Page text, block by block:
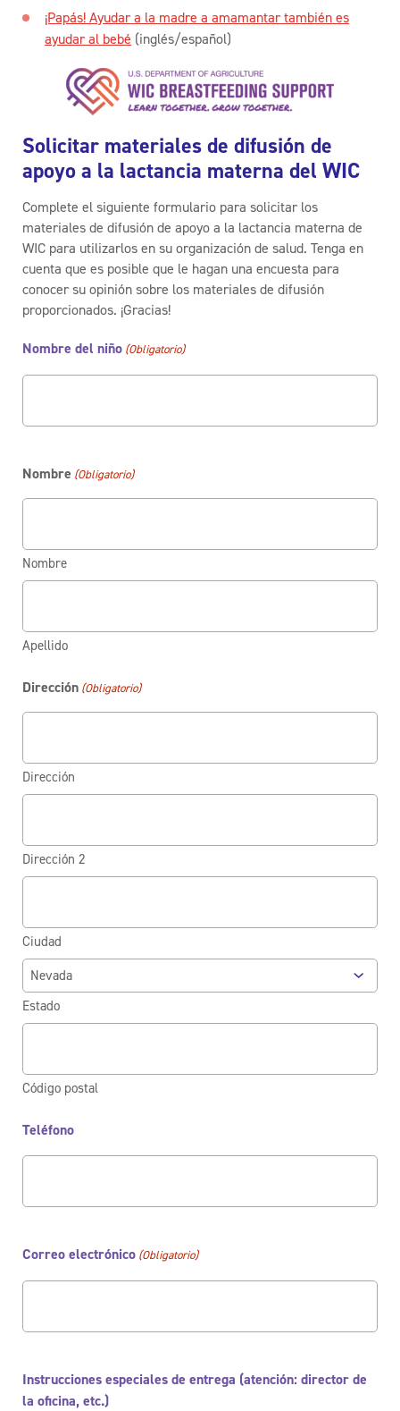
¡Papás! Ayudar a la madre a amamantar también es
ayudar al bebé (inglés/español)
Solicitar materiales de difusión de
apoyo a la lactancia materna del WIC
Complete el siguiente formulario para solicitar los
materiales de difusión de apoyo a la lactancia materna de
WIC para utilizarlos en su organización de salud. Tenga en
cuenta que es posible que le hagan una encuesta para
conocer su opinión sobre los materiales de difusión
proporcionados. ¡Gracias!
Nombre del niño (Obligatorio)
Nombre (Obligatorio)
Nombre
Apellido
Dirección (Obligatorio)
Dirección
Dirección 2
Ciudad
Estado
Código postal
Teléfono
Correo electrónico (Obligatorio)
Instrucciones especiales de entrega (atención: director de
la oficina, etc.)